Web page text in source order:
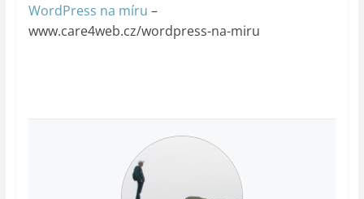
WordPress na míru –
www.care4web.cz/wordpress-na-miru